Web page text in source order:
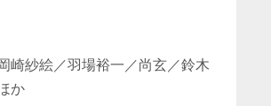
崎紗絵／羽場裕一／尚玄／鈴木
か